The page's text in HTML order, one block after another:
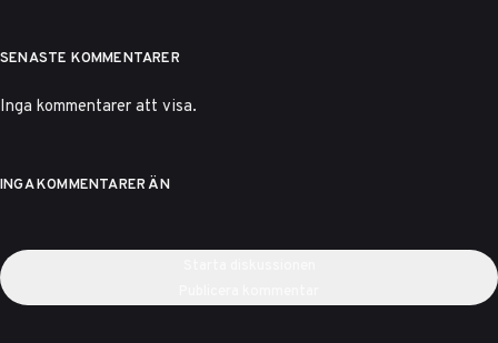
SENASTE KOMMENTARER
Inga kommentarer att visa.
INGA KOMMENTARER ÄN